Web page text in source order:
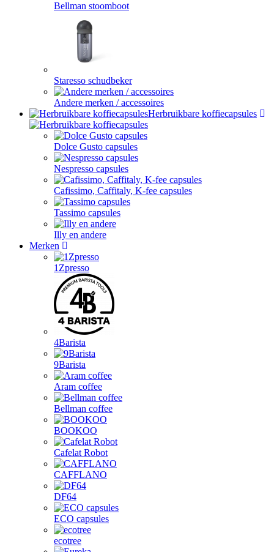
Bellman stoomboot
Staresso schudbeker
Andere merken / accessoires
Herbruikbare koffiecapsules
Dolce Gusto capsules
Nespresso capsules
Cafissimo, Caffitaly, K-fee capsules
Tassimo capsules
Illy en andere
Merken
1Zpresso
4Barista
9Barista
Aram coffee
Bellman coffee
BOOKOO
Cafelat Robot
CAFFLANO
DF64
ECO capsules
ecotree